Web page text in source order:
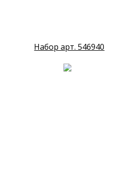
Набор арт. 546940